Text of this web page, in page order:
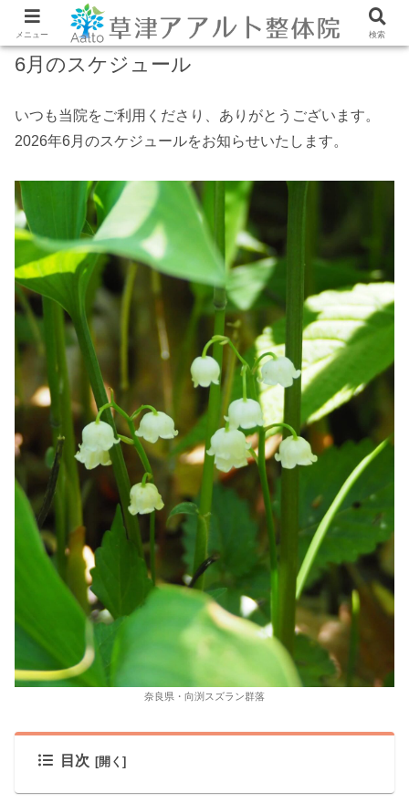
6月のスケジュール
いつも当院をご利用くださり、ありがとうございます。
2026年6月のスケジュールをお知らせいたします。
奈良県・向渕スズラン群落
目次
メニュー 検索